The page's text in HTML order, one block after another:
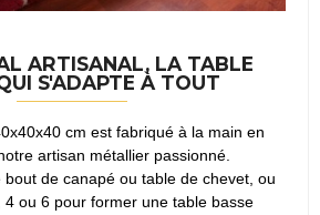
ARTISANAL, LA TABLE
S'ADAPTE À TOUT
cm est fabriqué à la main en
artisan métallier passionné.
bout de canapé ou table de chevet, ou
4 ou 6 pour former une table basse